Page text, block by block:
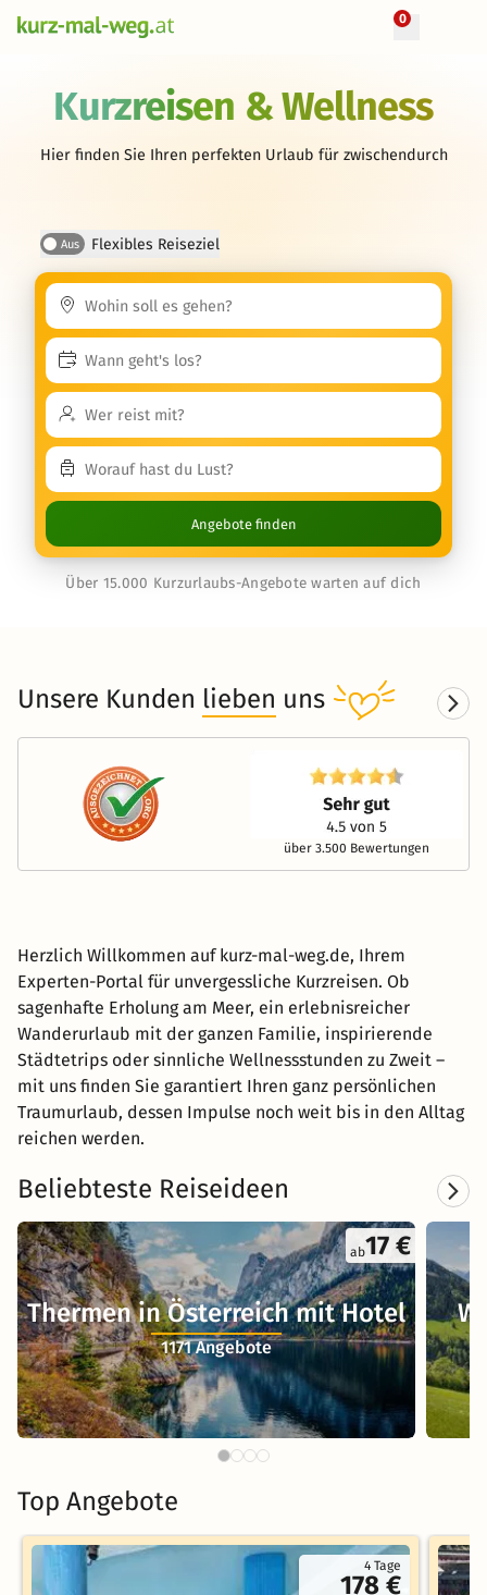
0
Kurzreisen & Wellness
Hier finden Sie Ihren perfekten Urlaub für zwischendurch
Aus Flexibles Reiseziel
Angebote finden
Über 15.000 Kurzurlaubs-Angebote warten auf dich
Unsere Kunden lieben uns
über 3.500 Bewertungen
Herzlich Willkommen auf kurz-mal-weg.de, Ihrem
Experten-Portal für unvergessliche Kurzreisen. Ob
sagenhafte Erholung am Meer, ein erlebnisreicher
Wanderurlaub mit der ganzen Familie, inspirierende
Städtetrips oder sinnliche Wellnessstunden zu Zweit –
mit uns finden Sie garantiert Ihren ganz persönlichen
Traumurlaub, dessen Impulse noch weit bis in den Alltag
reichen werden.
Beliebteste Reiseideen
ab17 €
Thermen in Österreich mit Hotel
1171 Angebote
Top Angebote
4 Tage
178 €